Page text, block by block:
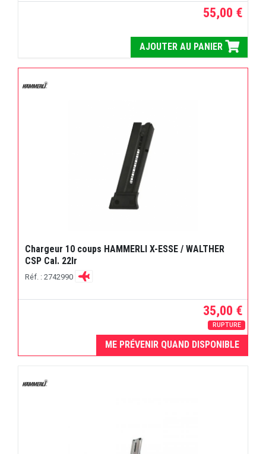
55,00 €
AJOUTER AU PANIER
Chargeur 10 coups HAMMERLI X-ESSE / WALTHER
CSP Cal. 22lr
Réf. : 2742990
35,00 €
RUPTURE
ME PRÉVENIR QUAND DISPONIBLE